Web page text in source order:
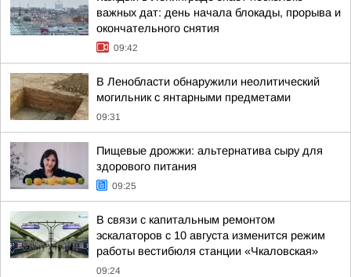
важных дат: день начала блокады, прорыва и
окончательного снятия
09:42
В Ленобласти обнаружили неолитический
могильник с янтарными предметами
09:31
Пищевые дрожжи: альтернатива сыру для
здорового питания
09:25
В связи с капитальным ремонтом
эскалаторов c 10 августа изменится режим
работы вестибюля станции «Чкаловская»
09:24